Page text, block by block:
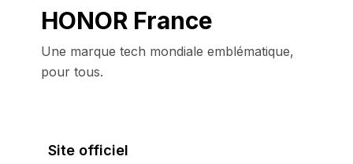
HONOR France
Une marque tech mondiale emblématique,
pour tous.
Site officiel